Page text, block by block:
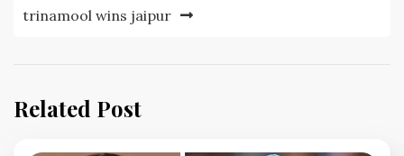
trinamool wins jaipur
Related Post